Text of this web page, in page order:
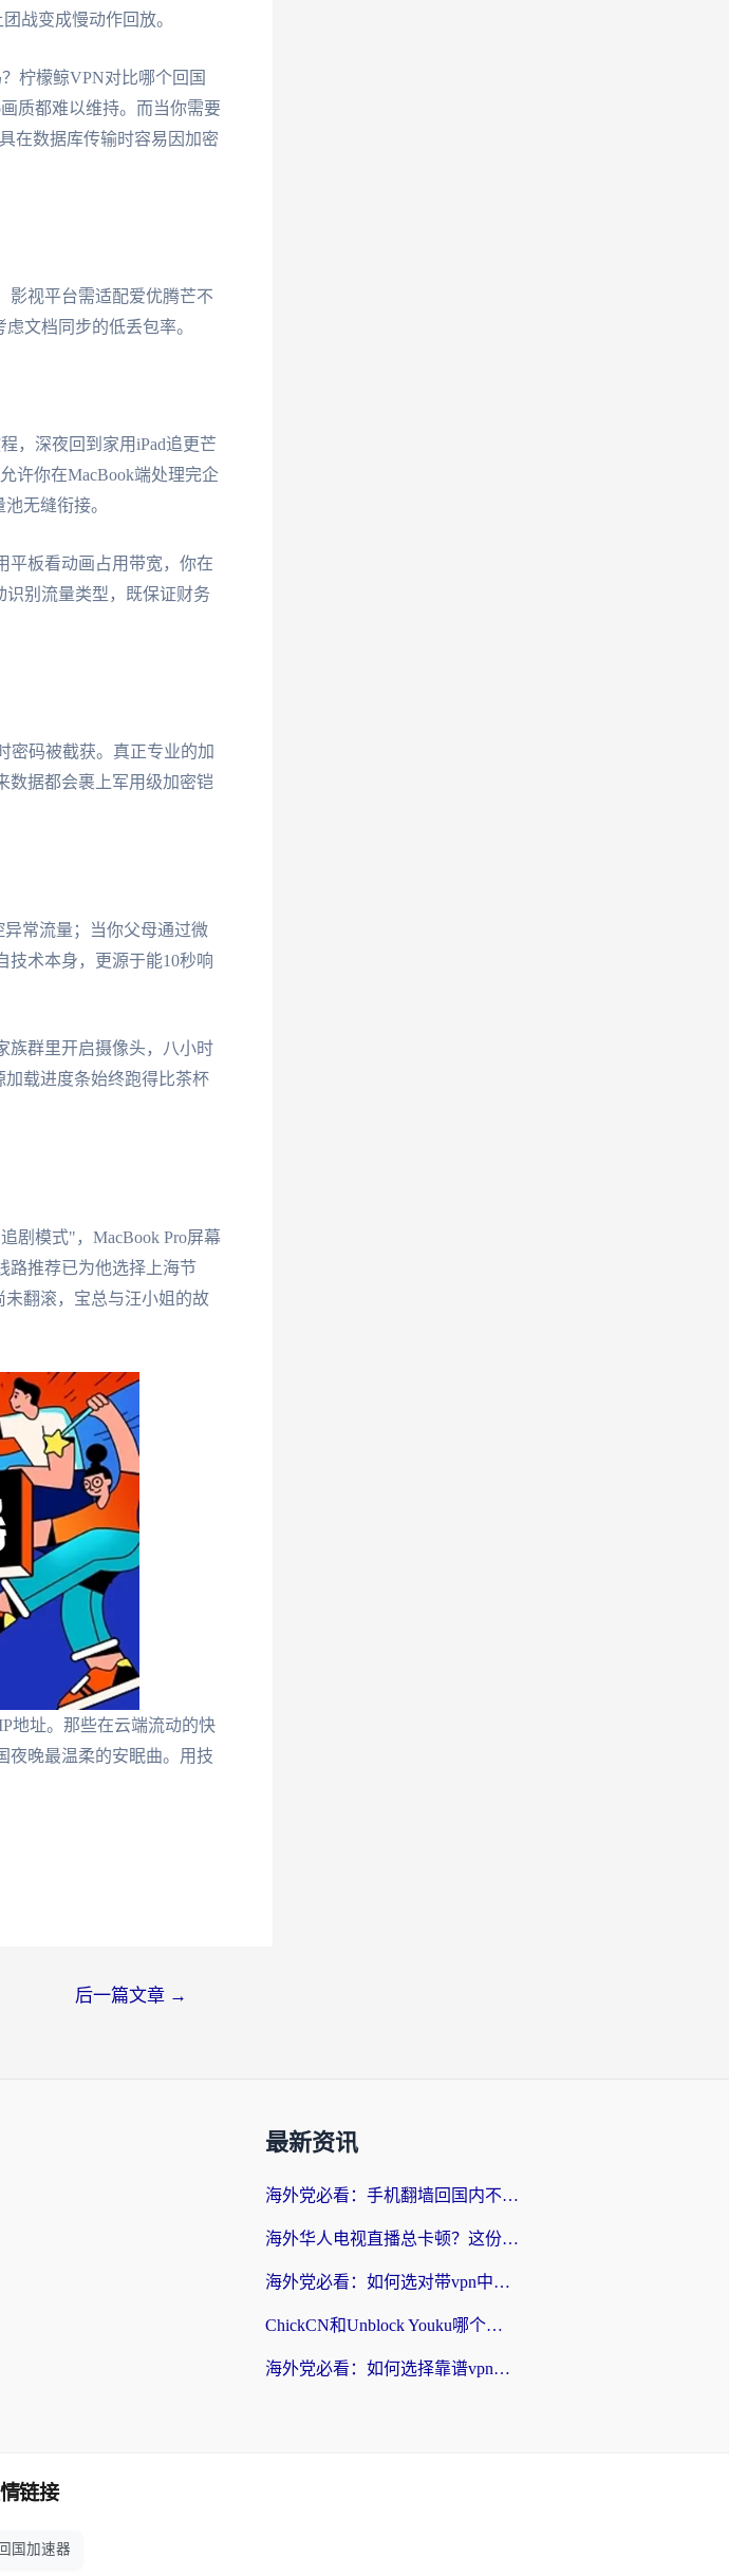
战变成慢动作回放。
柠檬鲸VPN对比哪个回国
质都难以维持。而当你需要
在数据库传输时容易因加密
影视平台需适配爱优腾芒不
文档同步的低丢包率。
，深夜回到家用iPad追更芒
许你在MacBook端处理完企
无缝衔接。
平板看动画占用带宽，你在
识别流量类型，既保证财务
密码被截获。真正专业的加
数据都会裹上军用级加密铠
常流量；当你父母通过微
技术本身，更源于能10秒响
族群里开启摄像头，八小时
载进度条始终跑得比茶杯
剧模式"，MacBook Pro屏幕
路推荐已为他选择上海节
未翻滚，宝总与汪小姐的故
地址。那些在云端流动的快
夜晚最温柔的安眠曲。用技
后一篇文章 →
最新资讯
海外党必看：手机翻墙回国内不再难，一篇搞定无缝访问国内资源指南
海外华人电视直播总卡顿？这份回国加速器选择指南帮你无缝看国内资源
海外党必看：如何选对带vpn中国节点的加速器？无缝访问国内资源全攻略
ChickCN和Unblock Youku哪个好？海外党亲测4款热门回国加速器，附避坑指南
海外党必看：如何选择靠谱vpn加速器官网？轻松解决国内APP地区限制
链接
国加速器